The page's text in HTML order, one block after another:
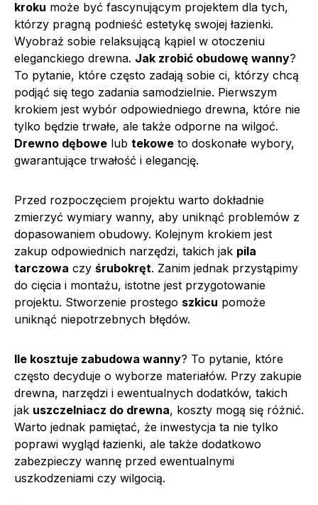
kroku może być fascynującym projektem dla tych,
którzy pragną podnieść estetykę swojej łazienki.
Wyobraź sobie relaksującą kąpiel w otoczeniu
eleganckiego drewna. Jak zrobić obudowę wanny?
To pytanie, które często zadają sobie ci, którzy chcą
podjąć się tego zadania samodzielnie. Pierwszym
krokiem jest wybór odpowiedniego drewna, które nie
tylko będzie trwałe, ale także odporne na wilgoć.
Drewno dębowe lub tekowe to doskonałe wybory,
gwarantujące trwałość i elegancję.
Przed rozpoczęciem projektu warto dokładnie
zmierzyć wymiary wanny, aby uniknąć problemów z
dopasowaniem obudowy. Kolejnym krokiem jest
zakup odpowiednich narzędzi, takich jak pila
tarczowa czy śrubokręt. Zanim jednak przystąpimy
do cięcia i montażu, istotne jest przygotowanie
projektu. Stworzenie prostego szkicu pomoże
uniknąć niepotrzebnych błędów.
Ile kosztuje zabudowa wanny? To pytanie, które
często decyduje o wyborze materiałów. Przy zakupie
drewna, narzędzi i ewentualnych dodatków, takich
jak uszczelniacz do drewna, koszty mogą się różnić.
Warto jednak pamiętać, że inwestycja ta nie tylko
poprawi wygląd łazienki, ale także dodatkowo
zabezpieczy wannę przed ewentualnymi
uszkodzeniami czy wilgocią.